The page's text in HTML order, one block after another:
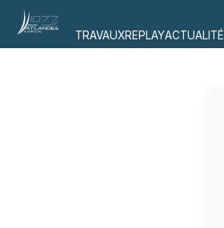
TRAVAUXREPLAYACTUALITÉ